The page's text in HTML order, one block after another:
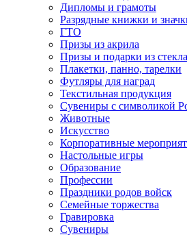
Дипломы и грамоты
Разрядные книжки и
ГТО
Призы из акрила
Призы и подарки из стекла
Плакетки, панно, тарелки
Футляры для наград
Текстильная продукция
Сувениры с символикой
Животные
Искусство
Корпоративные
Настольные игры
Образование
Профессии
Праздники родов войск
Семейные торжества
Гравировка
Сувениры